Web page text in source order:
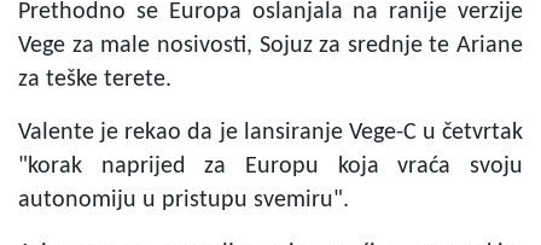
Prethodno se Europa oslanjala na ranije verzije
Vege za male nosivosti, Sojuz za srednje te Ariane
za teške terete.
Valente je rekao da je lansiranje Vege-C u četvrtak
"korak naprijed za Europu koja vraća svoju
autonomiju u pristupu svemiru".